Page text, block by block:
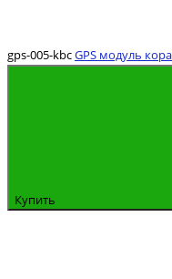
gps-005-kbcGPS модуль
Купить